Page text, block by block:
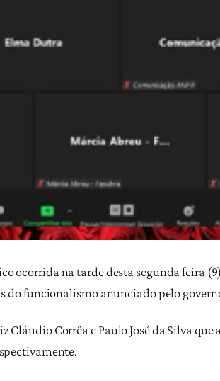
ocorrida na tarde desta segunda feira
do funcionalismo anunciado pelo
Corrêa e Paulo José da Silva que